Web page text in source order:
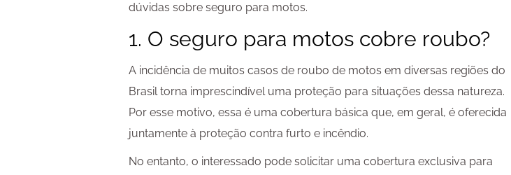
dúvidas sobre seguro para motos.
1. O seguro para motos cobre roubo?
A incidência de muitos casos de roubo de motos em diversas regiões do
Brasil torna imprescindível uma proteção para situações dessa natureza.
Por esse motivo, essa é uma cobertura básica que, em geral, é oferecida
juntamente à proteção contra furto e incêndio.
No entanto, o interessado pode solicitar uma cobertura exclusiva para